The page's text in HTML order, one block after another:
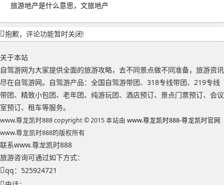
旅游地产是什么意思，文旅地产
抱歉，评论功能暂时关闭!
关于本站
自驾游网为大家提供全面的旅游攻略，去不同景点做不同准备，旅游资讯
尽在自驾游网。自驾游产品：全国自驾游带团、318专线带团、219专线
带团、精致小包团、老年团、纯游玩团、酒店预订、景点门票预订、会议
室预订、租车等服务。
www.尊龙凯时888 copyright © 2015 本站由 www.尊龙凯时888-尊龙凯时官网
www.尊龙凯时888的版权所有
联系www.尊龙凯时888
旅游咨询可通过如下方式：
qq：525924721